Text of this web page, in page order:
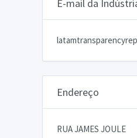
E-mail da
Endereço
RUA JAMES JOULE